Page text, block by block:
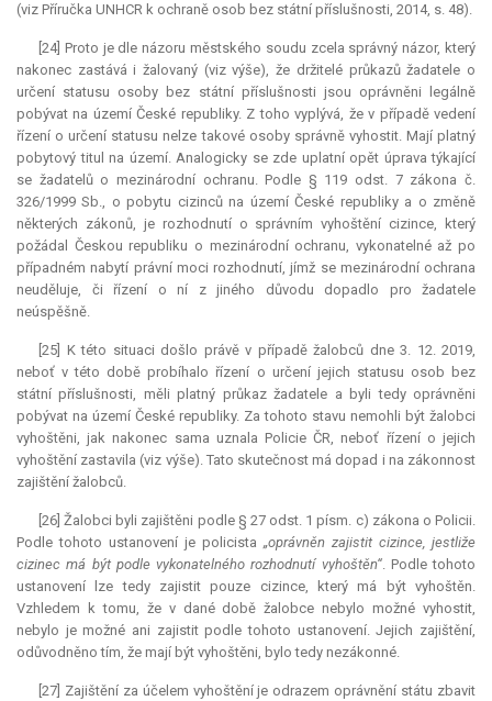
(viz Příručka UNHCR k ochraně osob bez státní příslušnosti, 2014, s. 48).
[24] Proto je dle názoru městského soudu zcela správný názor, který
nakonec zastává i žalovaný (viz výše), že držitelé průkazů žadatele o
určení statusu osoby bez státní příslušnosti jsou oprávněni legálně
pobývat na území České republiky. Z toho vyplývá, že v případě vedení
řízení o určení statusu nelze takové osoby správně vyhostit. Mají platný
pobytový titul na území. Analogicky se zde uplatní opět úprava týkající
se žadatelů o mezinárodní ochranu. Podle § 119 odst. 7 zákona č.
326/1999 Sb., o pobytu cizinců na území České republiky a o změně
některých zákonů, je rozhodnutí o správním vyhoštění cizince, který
požádal Českou republiku o mezinárodní ochranu, vykonatelné až po
případném nabytí právní moci rozhodnutí, jímž se mezinárodní ochrana
neuděluje, či řízení o ní z jiného důvodu dopadlo pro žadatele
neúspěšně.
[25] K této situaci došlo právě v případě žalobců dne 3. 12. 2019,
neboť v této době probíhalo řízení o určení jejich statusu osob bez
státní příslušnosti, měli platný průkaz žadatele a byli tedy oprávněni
pobývat na území České republiky. Za tohoto stavu nemohli být žalobci
vyhoštěni, jak nakonec sama uznala Policie ČR, neboť řízení o jejich
vyhoštění zastavila (viz výše). Tato skutečnost má dopad i na zákonnost
zajištění žalobců.
[26] Žalobci byli zajištěni podle § 27 odst. 1 písm. c) zákona o Policii.
Podle tohoto ustanovení je policista „oprávněn zajistit cizince, jestliže
cizinec má být podle vykonatelného rozhodnutí vyhoštěn“. Podle tohoto
ustanovení lze tedy zajistit pouze cizince, který má být vyhoštěn.
Vzhledem k tomu, že v dané době žalobce nebylo možné vyhostit,
nebylo je možné ani zajistit podle tohoto ustanovení. Jejich zajištění,
odůvodněno tím, že mají být vyhoštěni, bylo tedy nezákonné.
[27] Zajištění za účelem vyhoštění je odrazem oprávnění státu zbavit